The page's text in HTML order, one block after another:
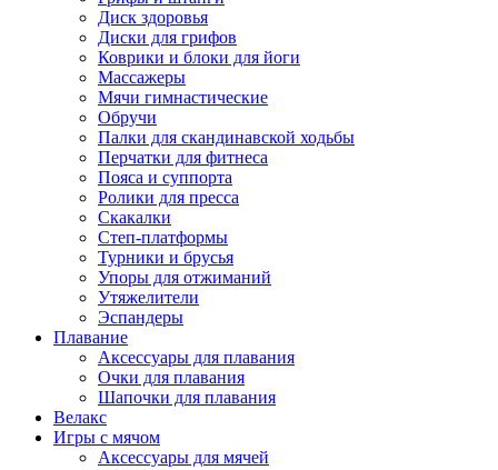
Диск здоровья
Диски для грифов
Коврики и блоки для йоги
Массажеры
Мячи гимнастические
Обручи
Палки для скандинавской ходьбы
Перчатки для фитнеса
Пояса и суппорта
Ролики для пресса
Скакалки
Степ-платформы
Турники и брусья
Упоры для отжиманий
Утяжелители
Эспандеры
Плавание
Аксессуары для плавания
Очки для плавания
Шапочки для плавания
Велакс
Игры с мячом
Аксессуары для мячей